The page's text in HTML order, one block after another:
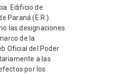
Edificio de
Paraná (E.R.).
las designaciones
de la
Oficial del Poder
a las
por los